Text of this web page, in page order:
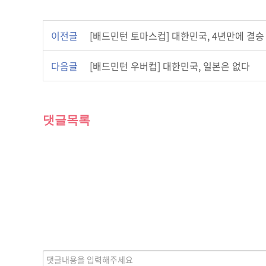
이전글 [배드민턴 토마스컵] 대한민국, 4년만에 결
다음글 [배드민턴 우버컵] 대한민국, 일본은 없다
댓글목록
내